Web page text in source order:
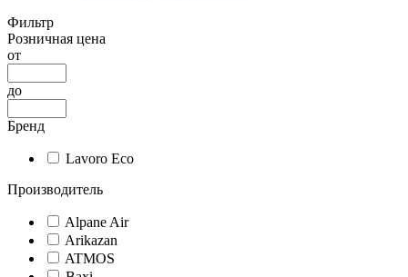
Фильтр
Розничная цена
от
до
Бренд
Lavoro Eco
Производитель
Alpane Air
Arikazan
ATMOS